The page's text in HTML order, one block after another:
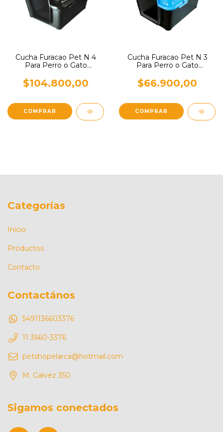
Cucha Furacao Pet N 4
Para Perro o Gato
$104.800,00
COMPRAR
Cucha Furacao Pet N 3
Para Perro o Gato
$66.900,00
COMPRAR
Categorías
Inicio
Productos
Contacto
Contactános
5491136603376
11 3660-3376
petshopelarca@hotmail.com
M. Galvez 350
Sigamos conectados